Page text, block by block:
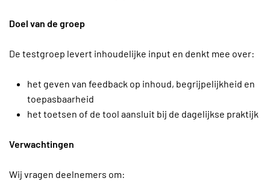
Doel van de groep
De testgroep levert inhoudelijke input en denkt mee over:
het geven van feedback op inhoud, begrijpelijkheid en
toepasbaarheid
het toetsen of de tool aansluit bij de dagelijkse praktijk
Verwachtingen
Wij vragen deelnemers om: